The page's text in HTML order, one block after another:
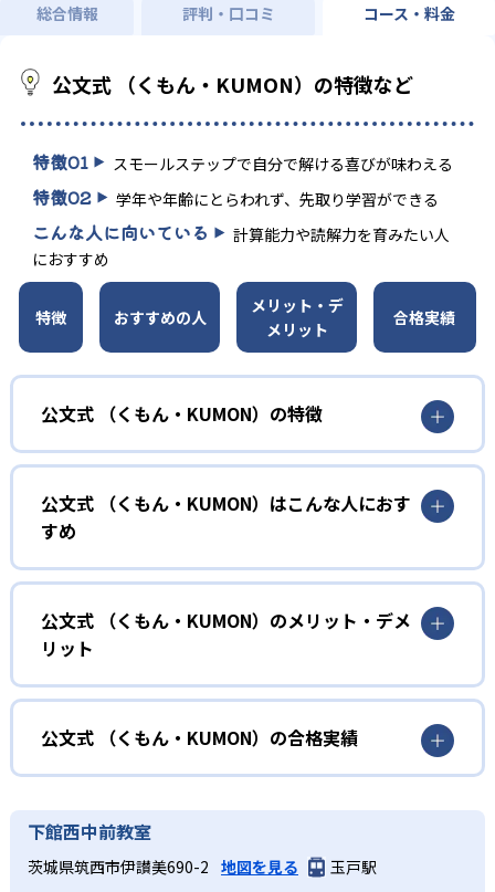
総合情報 評判・口コミ コース・料金
公文式 （くもん・KUMON）の特徴など
特徴01 スモールステップで自分で解ける喜びが味わえる
特徴02 学年や年齢にとらわれず、先取り学習ができる
こんな人に向いている
計算能力や読解力を育みたい人
におすすめ
特徴 おすすめの人
メリット・デ
メリット
合格実績
公文式 （くもん・KUMON）の特徴
01
無学年式の学力別学習
KUMONでは、年齢や学年にとらわれずに、一人ひとりの学
力に応じたレベルから学習を始めている。
確実に100点が取れるレベルから少しずつ難易度を上げてい
しさを経験できる。
KUMONの教材は、簡単な問題から高度な問題へと、スモー
ルステップで進んでいけるよう工夫されている。このスタ
イルは子どもの学習意欲をかき立てるため、教えてもらう
という受け身の姿勢ではなく、自ら進んで学ぶ姿勢を身に
つけられるだろう。
また、自学学習スタイルで学ぶ子どもたちは、自らの学習
課題に気がつくようになる。学年を超えた範囲も学習でき
公文式 （くもん・KUMON）はこんな人におす
すめ
幼児
小学校に入る準備をしたい幼児向け
KUMONでは細かいステップに分かれた教材で、わかる楽し
さを経験しながら無理なく力を高めていける。
性格や学習への取り組み姿勢に合わせて内容も調整するた
め、小学校に入ってもつまずきにくい学力を身につけられ
るだろう。
中学に向けて苦手教科を克服したい子ども向け
KUMONでは経験豊富な先生が、子どものやる気を引き出せ
公文式 （くもん・KUMON）のメリット・デメ
リット
どんなメリットがある？
KUMONでは自学自習スタイルで勉強するため、集中力や目
標に向かって頑張りやり抜く力を育むことができる。ま
た、年齢や学年にとらわれずに自分の学力に相応したレベ
ルから学習できるため、難しすぎてやる気を損ねたり、簡
単すぎて退屈することもない。
どんなデメリットがある？
公文式 （くもん・KUMON）の合格実績
KUMONは、公式サイトでは合格実績は公開していない。志
望校への実績があるかどうかは、通う予定の教室に問い合
わせたい。
下館西中前教室
茨城県筑西市伊讃美690-2 地図を見る
玉戸駅